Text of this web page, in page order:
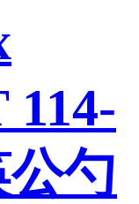
114-
公勺